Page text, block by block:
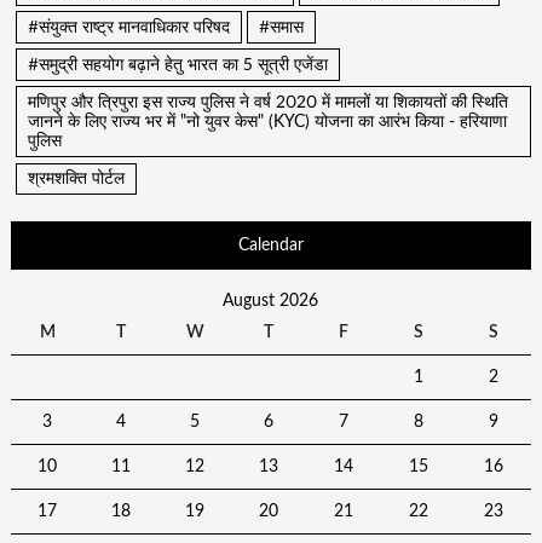
#संयुक्त राष्ट्र मानवाधिकार परिषद #समास
#समुद्री सहयोग बढ़ाने हेतु भारत का 5 सूत्री एजेंडा
मणिपुर और त्रिपुरा इस राज्य पुलिस ने वर्ष 2020 में मामलों या शिकायतों की स्थिति
जानने के लिए राज्य भर में "नो युवर केस" (KYC) योजना का आरंभ किया - हरियाणा
पुलिस
श्रमशक्ति पोर्टल
Calendar
August 2026
M
T W T F S S
1 2
3 4 5 6 7 8 9
10 11 12 13 14 15 16
17 18 19 20 21 22 23